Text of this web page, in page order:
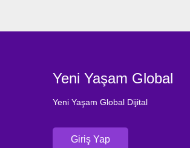
Yeni Yaşam Global
Yeni Yaşam Global Dijital
Giriş Yap